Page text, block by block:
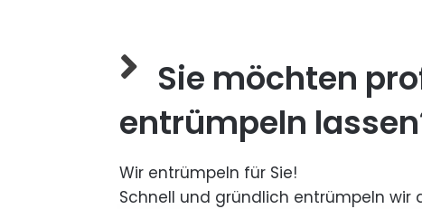
Sie möchten
entrümpeln
Wir entrümpeln für Sie!
Schnell und gründlich entrümpeln wir